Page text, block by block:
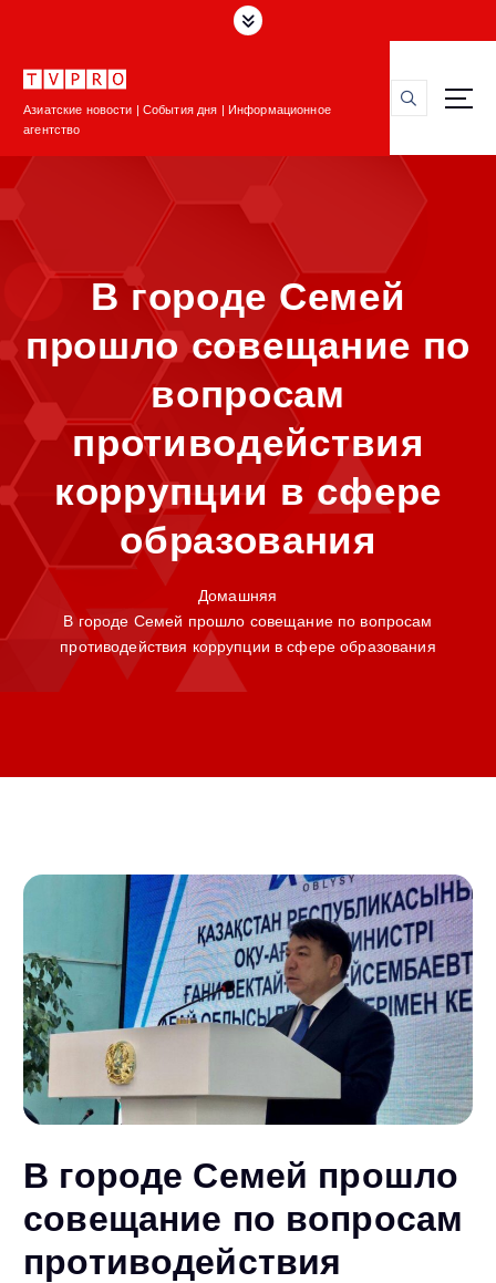
к
Азиатские новости | События дня | Информационное
агентство
В городе Семей
прошло совещание по
вопросам
противодействия
коррупции в сфере
образования
Домашняя
В городе Семей прошло совещание по вопросам
противодействия коррупции в сфере образования
В городе Семей прошло
совещание по вопросам
противодействия